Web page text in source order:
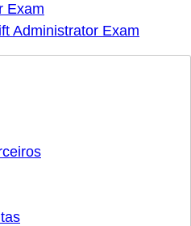
Exam
Administrator Exam